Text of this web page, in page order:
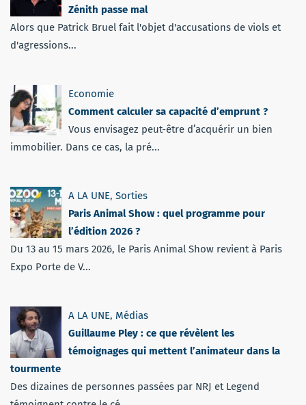
Zénith passe mal
Alors que Patrick Bruel fait l'objet d'accusations de viols et
d'agressions...
Economie
Comment calculer sa capacité d’emprunt ?
Vous envisagez peut-être d’acquérir un bien
immobilier. Dans ce cas, la pré...
A LA UNE, Sorties
Paris Animal Show : quel programme pour
l’édition 2026 ?
Du 13 au 15 mars 2026, le Paris Animal Show revient à Paris
Expo Porte de V...
A LA UNE, Médias
Guillaume Pley : ce que révèlent les
témoignages qui mettent l’animateur dans la
tourmente
Des dizaines de personnes passées par NRJ et Legend